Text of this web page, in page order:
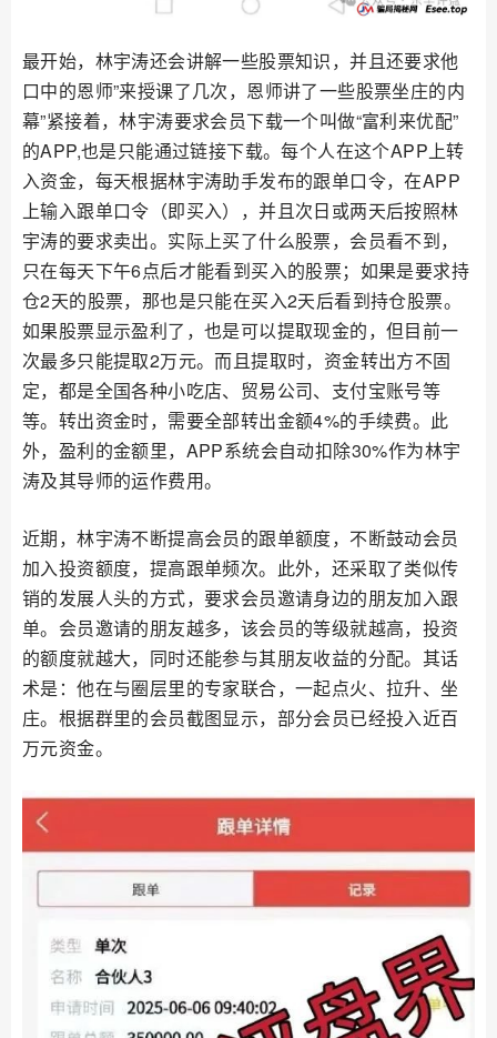
最开始，林宇涛还会讲解一些股票知识，并且还要求他
口中的恩师”来授课了几次，恩师讲了一些股票坐庄的内
幕”紧接着，林宇涛要求会员下载一个叫做“富利来优配”
的APP,也是只能通过链接下载。每个人在这个APP上转
入资金，每天根据林宇涛助手发布的跟单口令，在APP
上输入跟单口令（即买入），并且次日或两天后按照林
宇涛的要求卖出。实际上买了什么股票，会员看不到，
只在每天下午6点后才能看到买入的股票；如果是要求持
仓2天的股票，那也是只能在买入2天后看到持仓股票。
如果股票显示盈利了，也是可以提取现金的，但目前一
次最多只能提取2万元。而且提取时，资金转出方不固
定，都是全国各种小吃店、贸易公司、支付宝账号等
等。转出资金时，需要全部转出金额4%的手续费。此
外，盈利的金额里，APP系统会自动扣除30%作为林宇
涛及其导师的运作费用。
近期，林宇涛不断提高会员的跟单额度，不断鼓动会员
加入投资额度，提高跟单频次。此外，还采取了类似传
销的发展人头的方式，要求会员邀请身边的朋友加入跟
单。会员邀请的朋友越多，该会员的等级就越高，投资
的额度就越大，同时还能参与其朋友收益的分配。其话
术是：他在与圈层里的专家联合，一起点火、拉升、坐
庄。根据群里的会员截图显示，部分会员已经投入近百
万元资金。